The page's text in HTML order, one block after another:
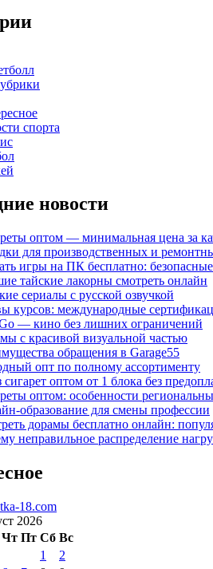
спорта
новости
оптом — минимальная цена за
для производственных и
игры на ПК бесплатно:
тайские лакорны смотреть онлайн
сериалы с русской озвучкой
курсов: международные
— кино без лишних ограничений
с красивой визуальной частью
обращения в Garage55
опт по полному ассортименту
сигарет оптом от 1 блока без
оптом: особенности
образование для смены профессии
дорамы бесплатно онлайн:
неправильное распределение
18.com
2026
Чт Пт Сб Вс
1
2